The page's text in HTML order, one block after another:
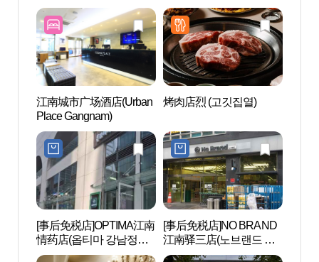
서초우성점)
江南城市广场酒店(Urban
Place Gangnam)
烤肉店烈 (고깃집열)
[事后免税店]OPTIMA江南
情药店(옵티마 강남정약
국)
[事后免税店]NO BRAND
江南驿三店(노브랜드 강
남역삼점)